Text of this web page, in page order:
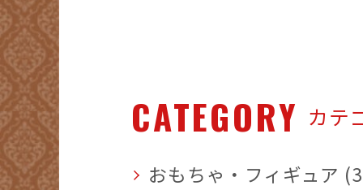
CATEGORY カテ
おもちゃ・フィギュア